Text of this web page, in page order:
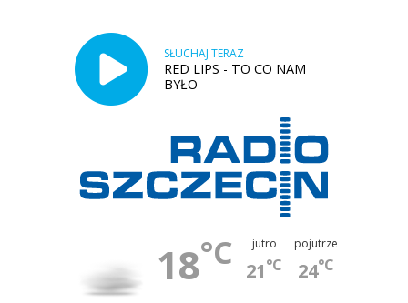
SŁUCHAJ TERAZ
RED LIPS - TO CO NAM
BYŁO
18°C jutro
21°C
pojutrze
24°C